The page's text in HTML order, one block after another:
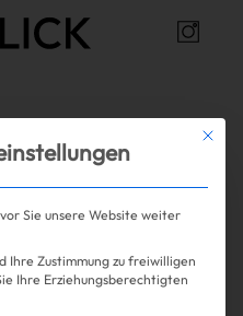
Thema
gefunden.
Mit
Sie unsere Website weiter
Ihre Zustimmung zu freiwilligen
Ihre Erziehungsberechtigten